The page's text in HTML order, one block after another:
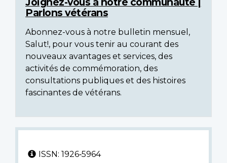
Parlons vétérans
Abonnez-vous à notre bulletin mensuel,
Salut!, pour vous tenir au courant des
nouveaux avantages et services, des
activités de commémoration, des
consultations publiques et des histoires
fascinantes de vétérans.
ISSN: 1926‑5964